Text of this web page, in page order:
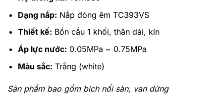
Dạng nắp: Nắp đóng êm TC393VS
Thiết kế: Bồn cầu 1 khối, thân dài, kín
Áp lực nước: 0.05MPa ~ 0.75MPa
Màu sắc: Trắng (white)
Sản phẩm bao gồm bích nối sàn, van dừng